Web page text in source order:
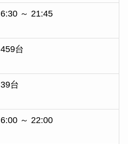
6:30 ～ 21:45
459台
39台
6:00 ～ 22:00